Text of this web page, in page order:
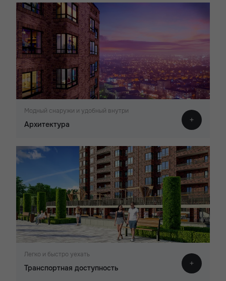
Модный снаружи и удобный внутри
Архитектура
Легко и быстро уехать
Транспортная доступность